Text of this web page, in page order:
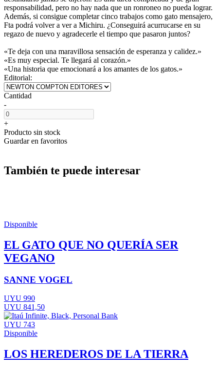
responsabilidad, pero no hay nada que un ronroneo no pueda lograr.
Además, si consigue completar cinco trabajos como gato mensajero,
F­ta podrá volver a ver a Michiru. ¿Conseguirá acurrucarse en su
regazo de nuevo y agradecerle el tiempo que pasaron juntos?
«Te deja con una maravillosa sensación de esperanza y calidez.»
«Es muy especial. Te llegará al corazón.»
«Una historia que emocionará a los amantes de los gatos.»
Editorial:
Cantidad
-
+
Producto sin stock
Guardar en favoritos
También te puede interesar
Disponible
EL GATO QUE NO QUERÍA SER
VEGANO
SANNE VOGEL
UYU 990
UYU 841,50
UYU 743
Disponible
LOS HEREDEROS DE LA TIERRA